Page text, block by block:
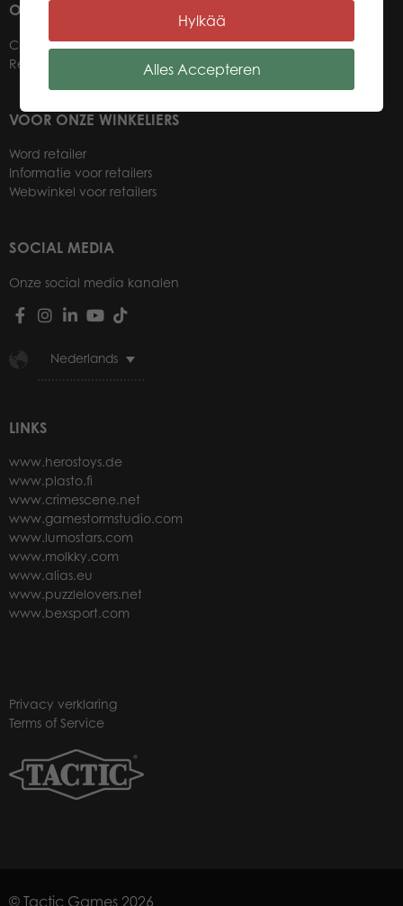
OVER ONS
Contact
Retailers
VOOR ONZE WINKELIERS
Word retailer
Informatie voor retailers
Webwinkel voor retailers
SOCIAL MEDIA
Onze social media kanalen
Nederlands
LINKS
www.herostoys.de
www.plasto.fi
www.crimescene.net
www.gamestormstudio.com
www.lumostars.com
www.molkky.com
www.alias.eu
www.puzzlelovers.net
www.bexsport.com
Privacy verklaring
Terms of Service
© Tactic Games 2026
Hylkää
Alles Accepteren